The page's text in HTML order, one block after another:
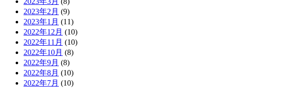
2023年2月 (9)
2023年1月 (11)
2022年12月 (10)
2022年11月 (10)
2022年10月 (8)
2022年9月 (8)
2022年8月 (10)
2022年7月 (10)